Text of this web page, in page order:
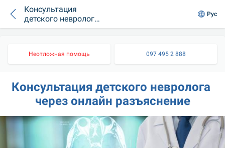
Консультация
детского невролога
через онлайн
Рус
Неотложная помощь 097 495 2 888
Консультация детского невролога
через онлайн разъяснение